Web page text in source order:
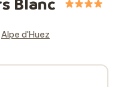
Alpe d'Huez